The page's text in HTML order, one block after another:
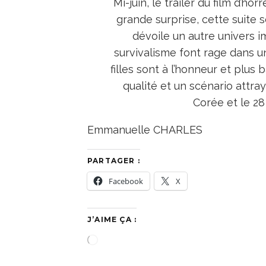
Mi-juin, le trailer du film
grande surprise, cette suite
dévoile un autre univers
survivalisme font rage dans
filles sont à l’honneur et plus
qualité et un scénario
Corée et le
Emmanuelle CHARLES
PARTAGER :
Facebook X
J’AIME ÇA :